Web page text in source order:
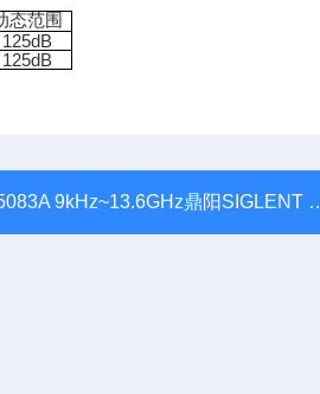
态范围
125dB
125dB
9kHz~13.6GHz鼎阳SIGLENT SSG5083A微波信号发生器